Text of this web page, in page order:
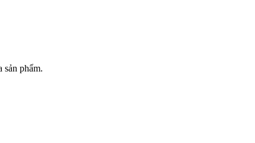
sản phẩm.